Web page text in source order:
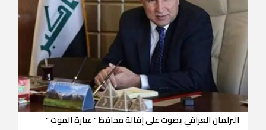
البرلمان العراقي يصوت على إقالة محافظ " عبارة الموت "